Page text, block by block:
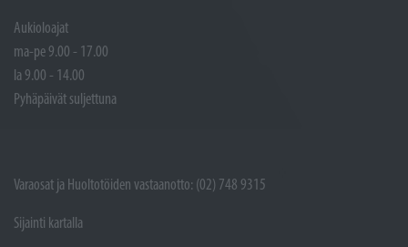
Aukioloajat
ma-pe 9.00 - 17.00
la 9.00 - 14.00
Pyhäpäivät suljettuna
Varaosat ja Huoltotöiden vastaanotto: (02) 748 9315
Sijainti kartalla